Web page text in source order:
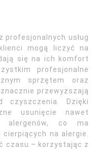
profesjonalnych usług
mogą liczyć na
się na ich komfort
profesjonalne
sprzętem oraz
przewyższają
czyszczenia. Dzięki
usunięcie nawet
alergenów, co ma
na alergie.
czasu – korzystając z